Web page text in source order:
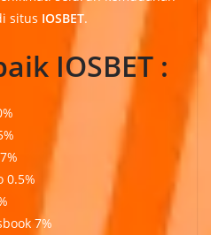
situs IOSBET.
IOSBET :
0.5%
7%